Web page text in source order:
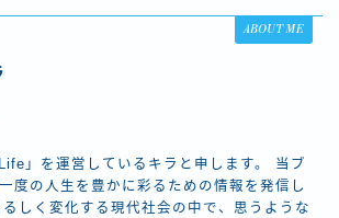
ABOUT ME
」を運営しているキラと申します。 当ブ
度の人生を豊かに彩るための情報を発信し
しく変化する現代社会の中で、思うような